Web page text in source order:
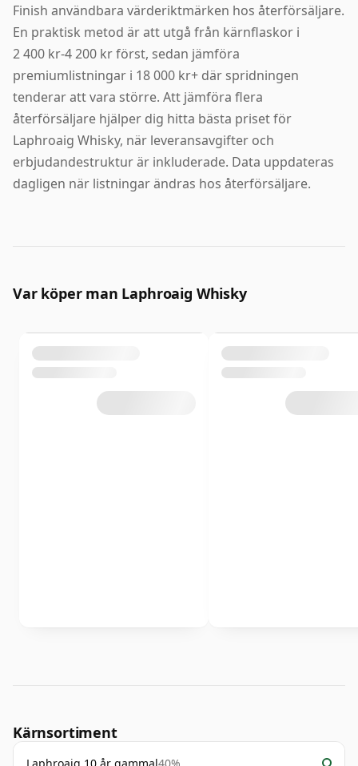
Finish användbara värderiktmärken hos återförsäljare.
En praktisk metod är att utgå från kärnflaskor i
2 400 kr-4 200 kr först, sedan jämföra
premiumlistningar i 18 000 kr+ där spridningen
tenderar att vara större. Att jämföra flera
återförsäljare hjälper dig hitta bästa priset för
Laphroaig Whisky, när leveransavgifter och
erbjudandestruktur är inkluderade. Data uppdateras
dagligen när listningar ändras hos återförsäljare.
Var köper man Laphroaig Whisky
Kärnsortiment